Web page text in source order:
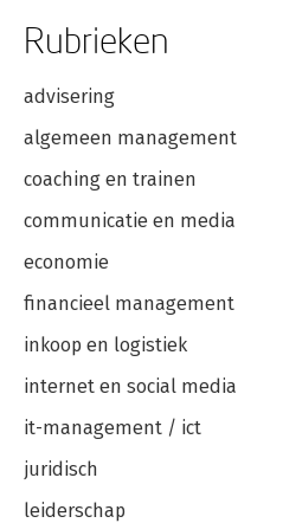
Rubrieken
advisering
algemeen management
coaching en trainen
communicatie en media
economie
financieel management
inkoop en logistiek
internet en social media
it-management / ict
juridisch
leiderschap